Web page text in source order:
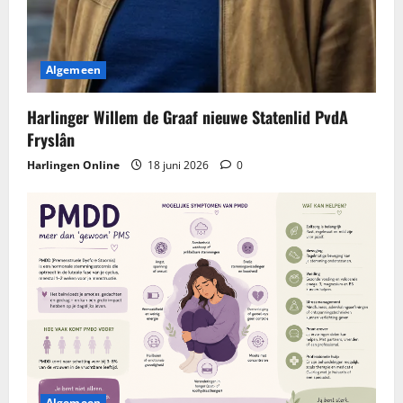
Algemeen
Harlinger Willem de Graaf nieuwe Statenlid PvdA
Fryslân
Harlingen Online 18 juni 2026 0